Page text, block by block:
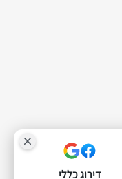
דירוג כללי